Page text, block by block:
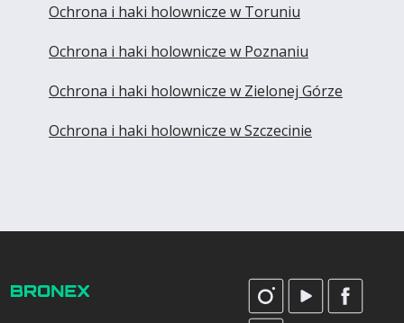
Ochrona i haki holownicze w Toruniu
Ochrona i haki holownicze w Poznaniu
Ochrona i haki holownicze w Zielonej Górze
Ochrona i haki holownicze w Szczecinie